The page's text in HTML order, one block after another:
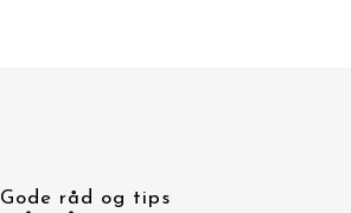
Gode råd og tips